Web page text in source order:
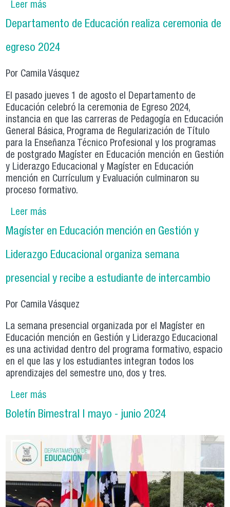
Leer mássobre Magíster en Educación mención en
Gestión y Liderazgo Educacional inaugura
semestre académico con charla internacional
Departamento de Educación realiza ceremonia de
egreso 2024
Por Camila Vásquez
El pasado jueves 1 de agosto el Departamento de
Educación celebró la ceremonia de Egreso 2024,
instancia en que las carreras de Pedagogía en Educación
General Básica, Programa de Regularización de Título
para la Enseñanza Técnico Profesional y los programas
de postgrado Magíster en Educación mención en Gestión
y Liderazgo Educacional y Magíster en Educación
mención en Currículum y Evaluación culminaron su
proceso formativo.
Leer mássobre Departamento de Educación realiza
ceremonia de egreso 2024
Magíster en Educación mención en Gestión y
Liderazgo Educacional organiza semana
presencial y recibe a estudiante de intercambio
Por Camila Vásquez
La semana presencial organizada por el Magíster en
Educación mención en Gestión y Liderazgo Educacional
es una actividad dentro del programa formativo, espacio
en el que las y los estudiantes integran todos los
aprendizajes del semestre uno, dos y tres.
Leer mássobre Magíster en Educación mención en
Gestión y Liderazgo Educacional organiza
semana presencial y recibe a estudiante de
Boletín Bimestral | mayo - junio 2024